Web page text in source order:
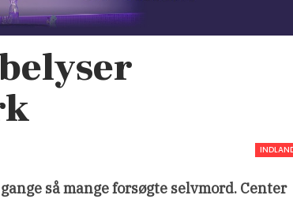
så mange forsøgte selvmord. Center